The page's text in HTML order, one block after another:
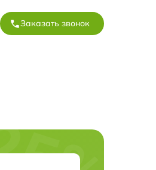
Заказать звонок